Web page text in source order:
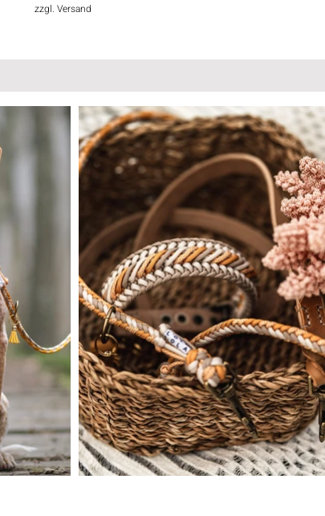
zzgl. Versand